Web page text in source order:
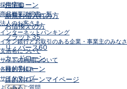
住宅ローン
新規お借入れの方
お借換えの方
フラット35
リ・バース60
カードローン
目的別ローン
目的別ローンマイページ
採用情報
商品概要説明書一覧
法人のお客さま
インターネットバンキング
イオン銀行とお取引のある企業・事業主のみな
支店名について
サイトの利用について
各種お手続き
サイトマップ
よくあるご質問